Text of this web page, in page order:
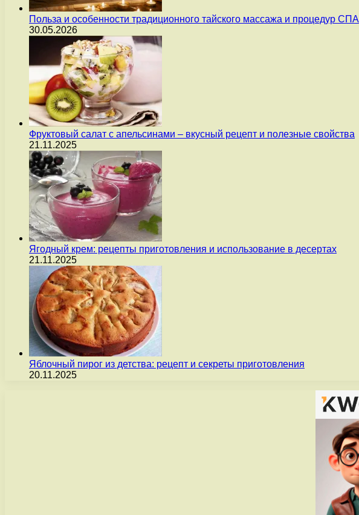
Польза и особенности традиционного тайского массажа и процедур СПА
30.05.2026
Фруктовый салат с апельсинами – вкусный рецепт и полезные свойства
21.11.2025
Ягодный крем: рецепты приготовления и использование в десертах
21.11.2025
Яблочный пирог из детства: рецепт и секреты приготовления
20.11.2025